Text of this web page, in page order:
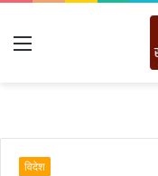
Menu
विदेश